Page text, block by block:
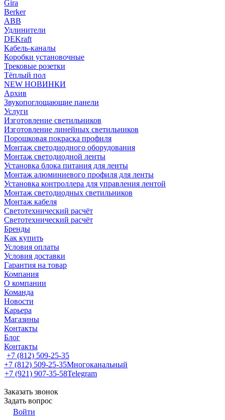
Gira
Berker
ABB
Удлинители
DEKraft
Кабель-каналы
Коробки установочные
Трековые розетки
Тёплый пол
NEW НОВИНКИ
Архив
Звукопоглощающие панели
Услуги
Изготовление светильников
Изготовление линейных светильников
Порошковая покраска профиля
Монтаж светодиодного оборудования
Монтаж светодиодной ленты
Установка блока питания для ленты
Монтаж алюминиевого профиля для ленты
Установка контроллера для управления лентой
Монтаж светодиодных светильников
Монтаж кабеля
Светотехнический расчёт
Светотехнический расчёт
Бренды
Как купить
Условия оплаты
Условия доставки
Гарантия на товар
Компания
О компании
Команда
Новости
Карьера
Магазины
Контакты
Блог
Контакты
+7 (812) 509-25-35
+7 (812) 509-25-35Многоканальный
+7 (921) 907-35-58Telegram
Заказать звонок
Задать вопрос
Войти